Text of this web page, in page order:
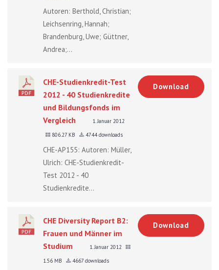
Autoren: Berthold, Christian;
Leichsenring, Hannah;
Brandenburg, Uwe; Güttner,
Andrea;...
CHE-Studienkredit-Test
2012 - 40 Studienkredite
und Bildungsfonds im
Vergleich
1. Januar 2012
806.27 KB
4744 downloads
CHE-AP155: Autoren: Müller,
Ulrich: CHE-Studienkredit-
Test 2012 - 40
Studienkredite...
Download
CHE Diversity Report B2:
Frauen und Männer im
Studium
1. Januar 2012
1.56 MB
4667 downloads
Download